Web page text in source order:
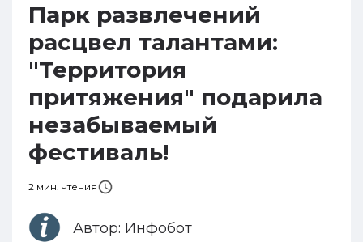
Парк развлечений
расцвел талантами:
"Территория
притяжения" подарила
незабываемый
фестиваль!
2 мин. чтения
Автор: Инфобот